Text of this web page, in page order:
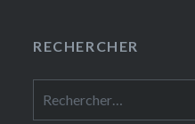
RECHERCHER